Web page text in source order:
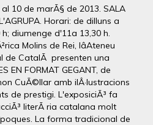
10 de marÃ§ de 2013. SALA
Horari: de dilluns a
diumenge d'11a 13,30 h.
Molins de Rei, lâAteneu
de CatalÃ presenten una
EN FORMAT GEGANT, de
CuÃ©llar amb ilÂ·lustracions
de prestigi. L'exposiciÃ³ fa
literÃ ria catalana molt
La forma tradicional de